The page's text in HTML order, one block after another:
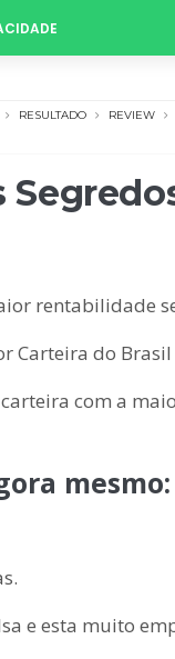
RESULTADO REVIEW
rentabilidade
Carteira do
com a
mesmo:
e esta muito